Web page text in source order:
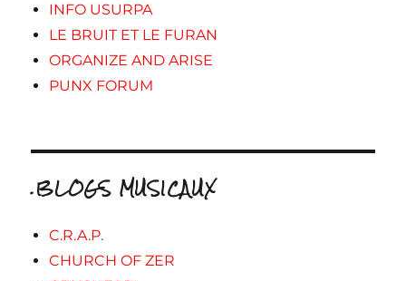
INFO USURPA
LE BRUIT ET LE FURAN
ORGANIZE AND ARISE
PUNX FORUM
.BLOGS MUSICAUX
C.R.A.P.
CHURCH OF ZER